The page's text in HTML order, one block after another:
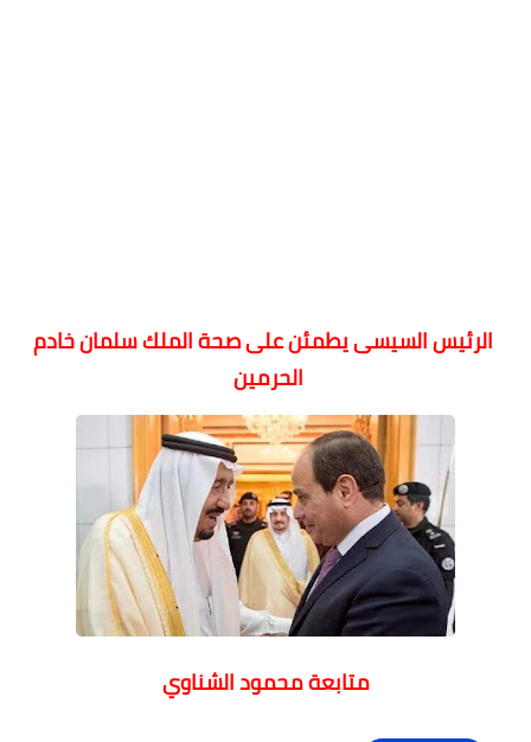
الرئيس السيسى يطمئن على صحة الملك سلمان خادم
الحرمين
متابعة محمود الشناوي